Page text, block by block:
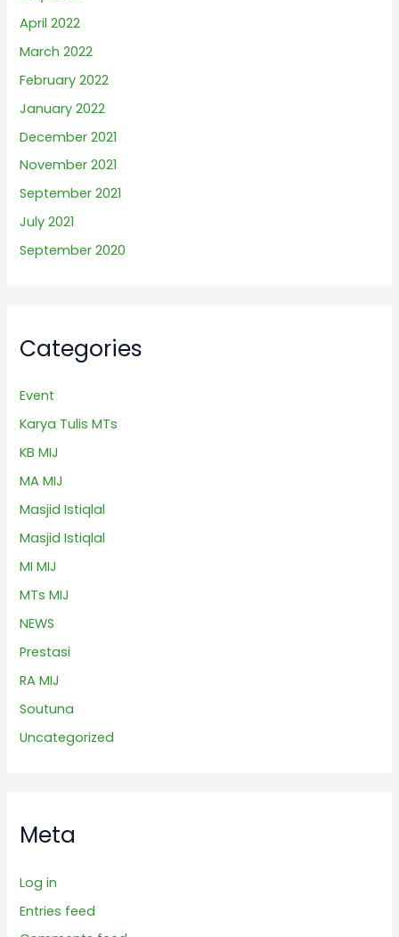
April 2022
March 2022
February 2022
January 2022
December 2021
November 2021
September 2021
July 2021
September 2020
Categories
Event
Karya Tulis MTs
KB MIJ
MA MIJ
Masjid Istiqlal
Masjid Istiqlal
MI MIJ
MTs MIJ
NEWS
Prestasi
RA MIJ
Soutuna
Uncategorized
Meta
Log in
Entries feed